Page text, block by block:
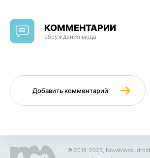
КОММЕНТАРИИ
обсуждения мода
Добавить комментарий
© 2018-2025, NovaMods.